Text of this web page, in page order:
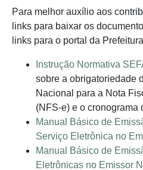
Para melhor auxílio aos
links para baixar os
links para o portal da
Instrução Normativa
sobre a obrigatoriedade
Nacional para a Nota
(NFS-e) e o cronograma
Manual Básico de
Serviço Eletrônica no
Manual Básico de
Eletrônicas no Emissor